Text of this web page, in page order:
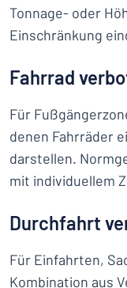
Tonnage- oder
Einschränkung
Fahrrad
Für
denen Fahrräder
darstellen.
mit individuellem
Durchfahrt
Für Einfahrten,
Kombination aus